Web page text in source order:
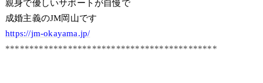
親身で優しいサポートが自慢で
成婚主義のJM岡山です
https://jm-okayama.jp/
********************************************